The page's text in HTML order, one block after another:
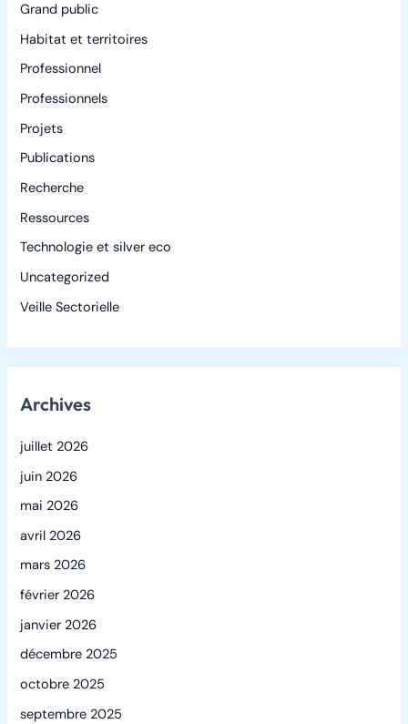
Grand public
Habitat et territoires
Professionnel
Professionnels
Projets
Publications
Recherche
Ressources
Technologie et silver eco
Uncategorized
Veille Sectorielle
Archives
juillet 2026
juin 2026
mai 2026
avril 2026
mars 2026
février 2026
janvier 2026
décembre 2025
octobre 2025
septembre 2025